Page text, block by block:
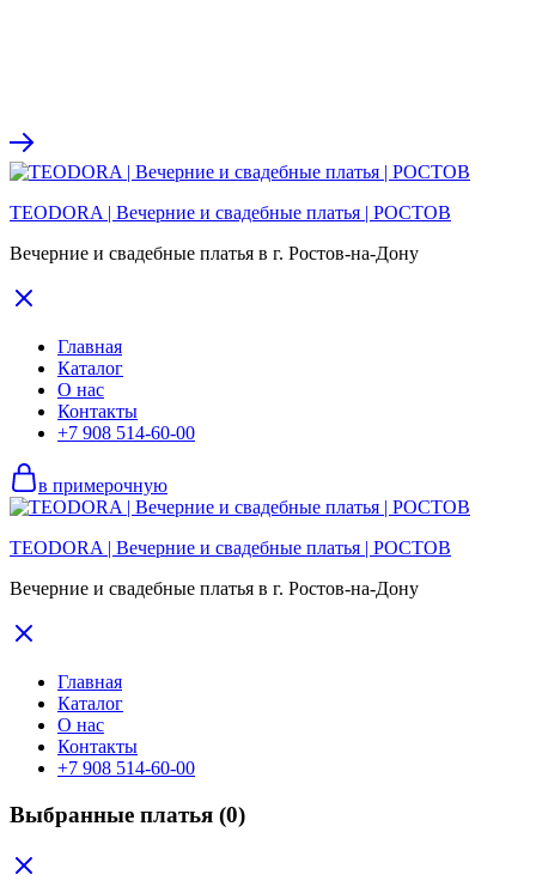
TEODORA | Вечерние и свадебные платья | РОСТОВ
Вечерние и свадебные платья в г. Ростов-на-Дону
Главная
Каталог
О нас
Контакты
+7 908 514-60-00
в примерочную
TEODORA | Вечерние и свадебные платья | РОСТОВ
Вечерние и свадебные платья в г. Ростов-на-Дону
Главная
Каталог
О нас
Контакты
+7 908 514-60-00
Выбранные платья (0)